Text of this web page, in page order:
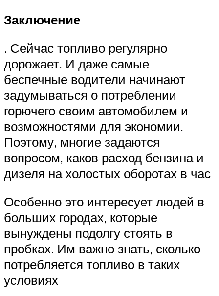
Заключение
. Сейчас топливо регулярно
дорожает. И даже самые
беспечные водители начинают
задумываться о потреблении
горючего своим автомобилем и
возможностями для экономии.
Поэтому, многие задаются
вопросом, каков расход бензина и
дизеля на холостых оборотах в час
Особенно это интересует людей в
больших городах, которые
вынуждены подолгу стоять в
пробках. Им важно знать, сколько
потребляется топливо в таких
условиях